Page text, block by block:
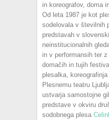
in koreografov, doma
Od leta 1987 je kot
sodelovala v številnih
predstavah v
neinstitucionalnih
in v performansih ter
domačih in tujih
plesalka,
Plesnemu teatru
ustvarja samostojne
predstave v okviru
sodobnega plesa